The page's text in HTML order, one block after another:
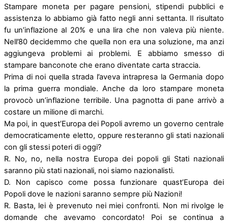
Stampare moneta per pagare pensioni, stipendi pubblici e
assistenza lo abbiamo già fatto negli anni settanta. Il risultato
fu un’inflazione al 20% e una lira che non valeva più niente.
Nell’80 decidemmo che quella non era una soluzione, ma anzi
aggiungeva problemi ai problemi. E abbiamo smesso di
stampare banconote che erano diventate carta straccia.
Prima di noi quella strada l’aveva intrapresa la Germania dopo
la prima guerra mondiale. Anche da loro stampare moneta
provocò un’inflazione terribile. Una pagnotta di pane arrivò a
costare un milione di marchi.
Ma poi, in quest’Europa dei Popoli avremo un governo centrale
democraticamente eletto, oppure resteranno gli stati nazionali
con gli stessi poteri di oggi?
R. No, no, nella nostra Europa dei popoli gli Stati nazionali
saranno più stati nazionali, noi siamo nazionalisti.
D. Non capisco come possa funzionare quast’Europa dei
Popoli dove le nazioni saranno sempre più Nazioni!
R. Basta, lei è prevenuto nei miei confronti. Non mi rivolge le
domande che avevamo concordato! Poi se continua a